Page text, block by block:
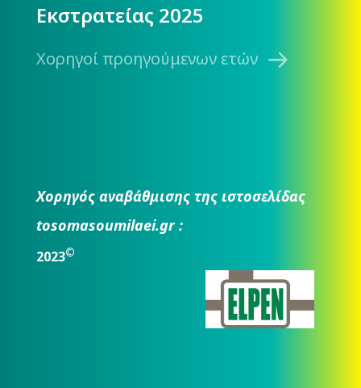
Εκστρατείας 2025
Χορηγοί προηγούμενων ετών
Χορηγός αναβάθμισης της ιστοσελίδας
tosomasoumilaei.gr :
2023©